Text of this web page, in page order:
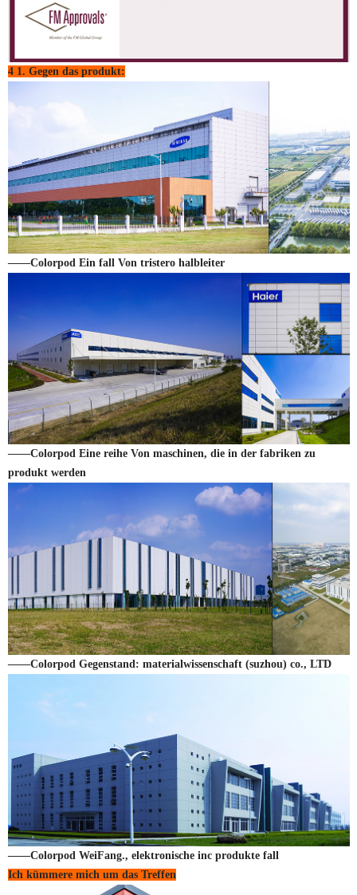
4 1. Gegen das produkt:
——Colorpod Ein fall Von tristero halbleiter
——Colorpod Eine reihe Von maschinen, die in der fabriken zu
produkt werden
——Colorpod Gegenstand: materialwissenschaft (suzhou) co., LTD
——Colorpod WeiFang., elektronische inc produkte fall
Ich kümmere mich um das Treffen